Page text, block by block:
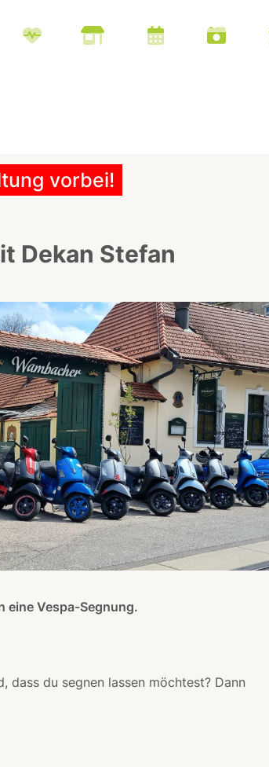
vorbei!
Dekan Stefan
eine Vespa-Segnung.
dass du segnen lassen möchtest? Dann